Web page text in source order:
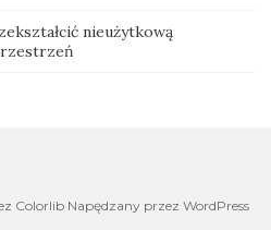
nieużytkową
Colorlib Napędzany przez WordPress